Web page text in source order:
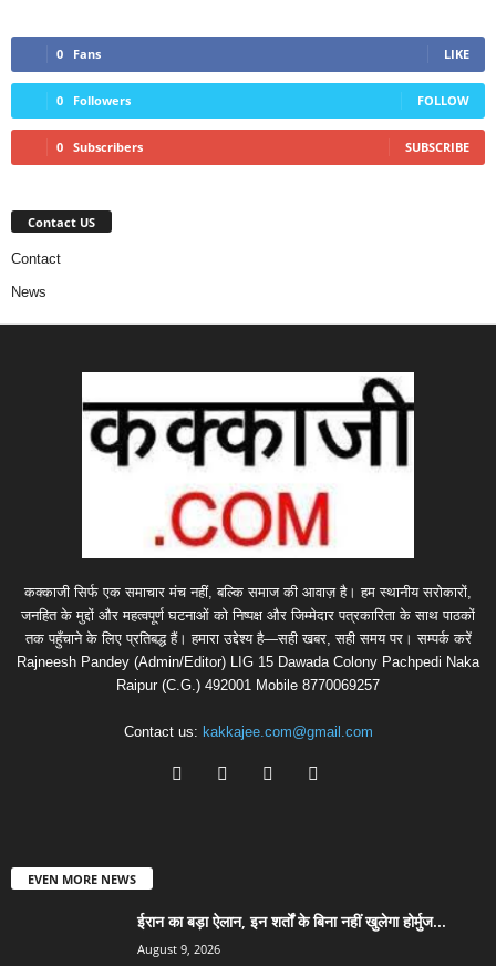
0 Fans LIKE
0 Followers FOLLOW
0 Subscribers SUBSCRIBE
Contact US
Contact
News
कक्काजी सिर्फ एक समाचार मंच नहीं, बल्कि समाज की आवाज़ है। हम स्थानीय सरोकारों,
जनहित के मुद्दों और महत्वपूर्ण घटनाओं को निष्पक्ष और जिम्मेदार पत्रकारिता के साथ पाठकों
तक पहुँचाने के लिए प्रतिबद्ध हैं। हमारा उद्देश्य है—सही खबर, सही समय पर। सम्पर्क करें
Rajneesh Pandey (Admin/Editor) LIG 15 Dawada Colony Pachpedi Naka
Raipur (C.G.) 492001 Mobile 8770069257
Contact us: kakkajee.com@gmail.com
EVEN MORE NEWS
ईरान का बड़ा ऐलान, इन शर्तों के बिना नहीं खुलेगा होर्मुज...
August 9, 2026